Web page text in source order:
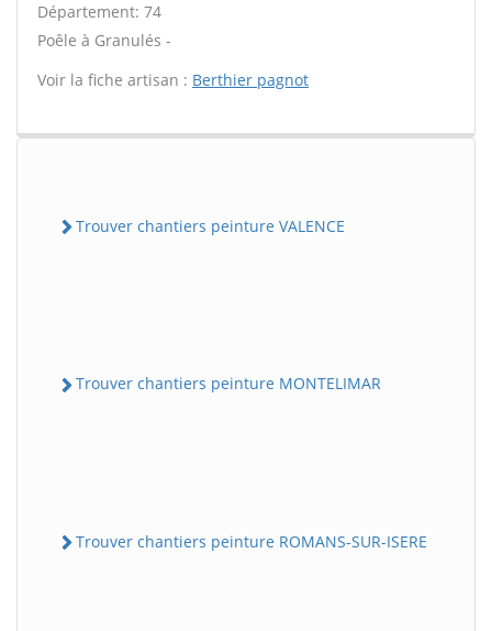
Département: 74
Poêle à Granulés -
Voir la fiche artisan : Berthier pagnot
Trouver chantiers peinture VALENCE
Trouver chantiers peinture MONTELIMAR
Trouver chantiers peinture ROMANS-SUR-ISERE